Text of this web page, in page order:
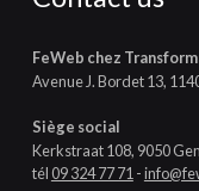
FeWeb chez
Avenue J. Bordet 13,
Siège social
Kerkstraat 108, 9050
tél09 324 77 71 -